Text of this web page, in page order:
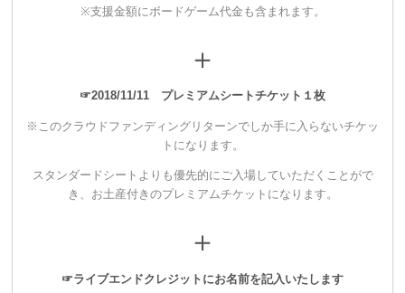
2018年11月11日。
※支援金額にボードゲーム代金も含まれます。
＋
☞2018/11/11 プレミアムシートチケット１枚
※このクラウドファンディングリターンでしか手に入らないチケッ
トになります。
スタンダードシートよりも優先的にご入場していただくことがで
き、 お土産付きのプレミアムチケットになります。
＋
☞ライブエンドクレジットにお名前を記入いたします